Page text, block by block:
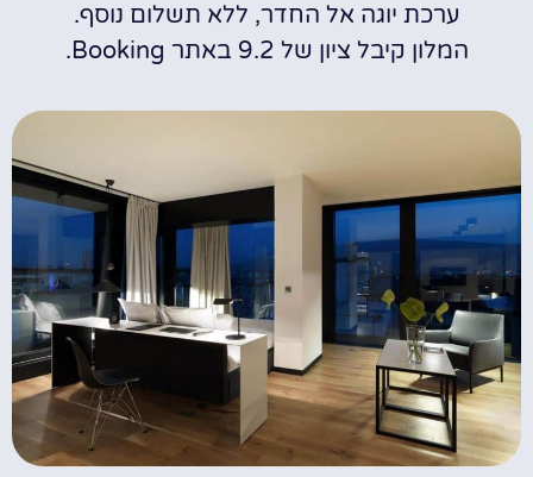
ערכת יוגה אל החדר, ללא תשלום נוסף.
המלון קיבל ציון של 9.2 באתר Booking.